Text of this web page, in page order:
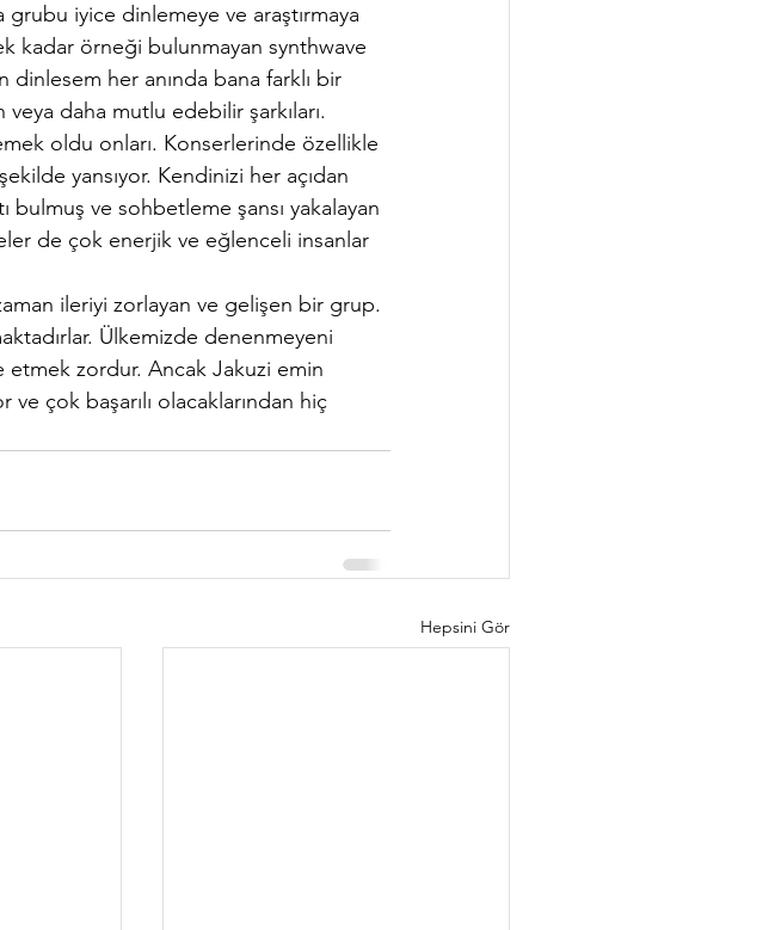
grubu iyice dinlemeye ve araştırmaya
kadar örneği bulunmayan synthwave
her anında bana farklı bir
veya daha mutlu edebilir şarkıları.
oldu onları. Konserlerinde özellikle
yansıyor. Kendinizi her açıdan
bulmuş ve sohbetleme şansı yakalayan
de çok enerjik ve eğlenceli insanlar
ileriyi zorlayan ve gelişen bir grup.
Ülkemizde denenmeyeni
zordur. Ancak Jakuzi emin
ve çok başarılı olacaklarından hiç
Hepsini Gör